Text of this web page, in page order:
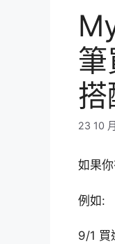
23 10
如果
例如:
9/1 買